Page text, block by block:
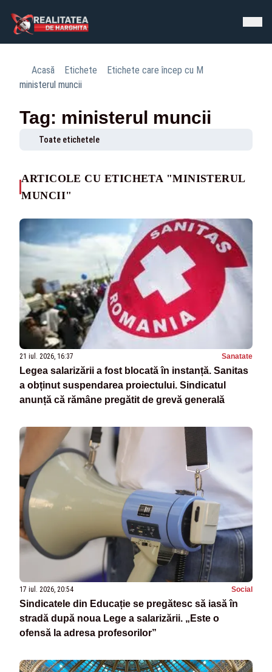
Acasă Etichete
Etichete care încep cu M
ministerul muncii
Tag: ministerul muncii
Toate etichetele
ARTICOLE CU ETICHETA "MINISTERUL
MUNCII"
21 iul. 2026, 16:37 Sanatate
Legea salarizării a fost blocată în instanță. Sanitas
a obținut suspendarea proiectului. Sindicatul
anunță că rămâne pregătit de grevă generală
17 iul. 2026, 20:54 Social
Sindicatele din Educație se pregătesc să iasă în
stradă după noua Lege a salarizării. „Este o
ofensă la adresa profesorilor”